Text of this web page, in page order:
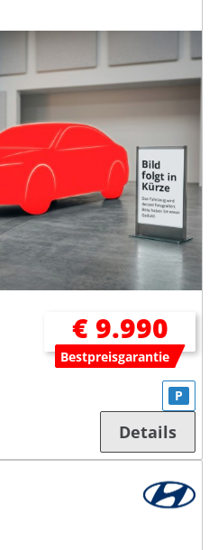
€ 9.990
Bestpreisgarantie
P
Details